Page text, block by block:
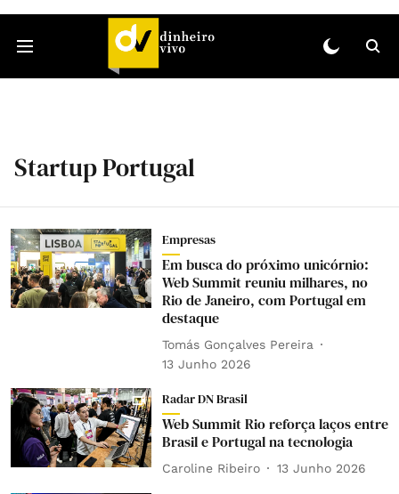
Startup Portugal
Empresas
Em busca do próximo unicórnio:
Web Summit reuniu milhares, no
Rio de Janeiro, com Portugal em
destaque
Tomás Gonçalves Pereira
13 Junho 2026
Radar DN Brasil
Web Summit Rio reforça laços entre
Brasil e Portugal na tecnologia
Caroline Ribeiro 13 Junho 2026